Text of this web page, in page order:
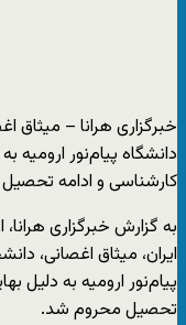
خبرگزاری هرانا –
دانشگاه پیام‌نور ارومیه
کارشناسی و ادامه
به گزارش خبرگزاری
ایران، میثاق اغصانی،
پیام‌نور ارومیه به دلیل
تحصیل محروم شد.